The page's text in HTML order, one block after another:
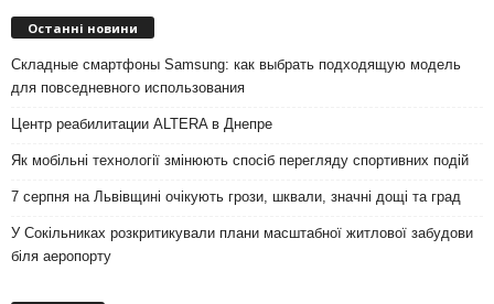
Останні новини
Складные смартфоны Samsung: как выбрать подходящую модель
для повседневного использования
Центр реабилитации ALTERA в Днепре
Як мобільні технології змінюють спосіб перегляду спортивних подій
7 серпня на Львівщині очікують грози, шквали, значні дощі та град
У Сокільниках розкритикували плани масштабної житлової забудови
біля аеропорту